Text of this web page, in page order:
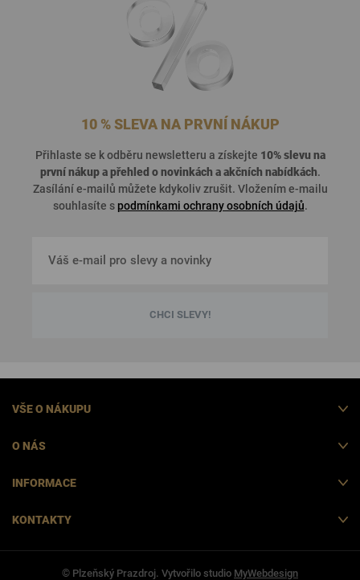
10 % SLEVA NA PRVNÍ NÁKUP
Přihlaste se k odběru newsletteru a získejte 10% slevu na
první nákup a přehled o novinkách a akčních nabídkách.
Zasílání e-mailů můžete kdykoliv zrušit. Vložením e-mailu
souhlasíte s podmínkami ochrany osobních údajů.
CHCI SLEVY!
VŠE O NÁKUPU
O NÁS
INFORMACE
KONTAKTY
© Plzeňský Prazdroj. Vytvořilo studio MyWebdesign